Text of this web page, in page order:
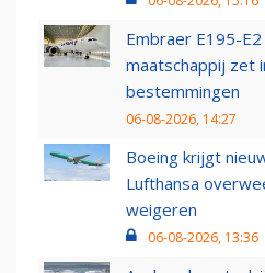
Embraer E195-
maatschappij zet
bestemmingen
06-08-2026, 14:27
Boeing krijgt
Lufthansa
weigeren
06-08-2026, 13:36